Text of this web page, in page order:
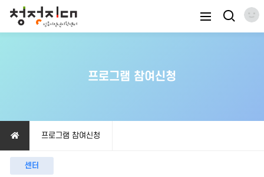
프로그램 참여신청
프로그램 참여신청
센터